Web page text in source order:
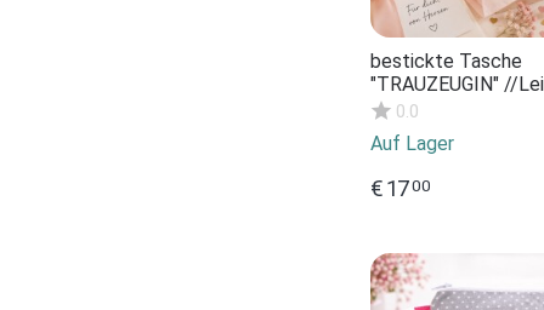
bestickte Tasche
"TRAUZEUGIN" //
marine//
Kulturtasche
Makeup-Bag
Kompliment
0.0
Auf Lager
€1700